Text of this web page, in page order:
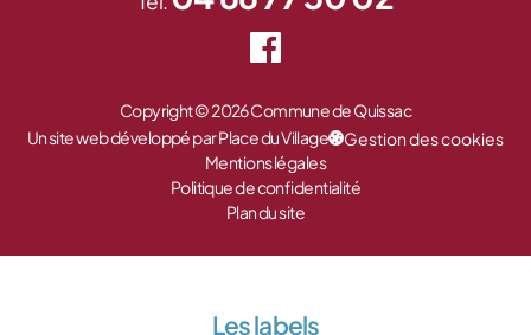
Copyright © 2026 Commune de Quissac
Un site web développé par Place du Village
Gestion des cookies
Mentions légales
Politique de confidentialité
Plan du site
Les labels